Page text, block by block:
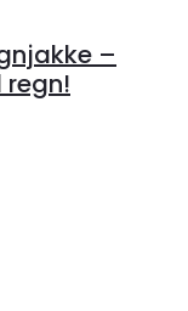
–
regn!